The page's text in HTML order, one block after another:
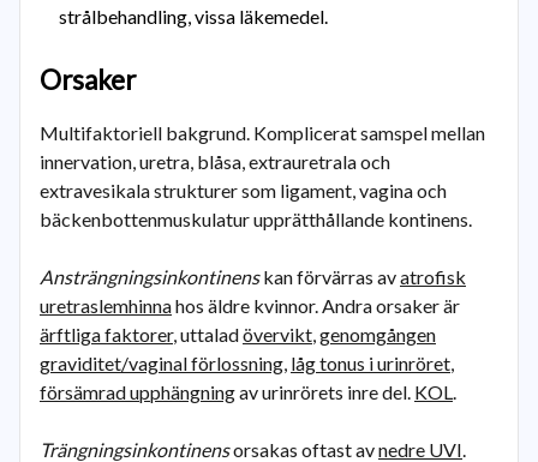
strålbehandling, vissa läkemedel.
Orsaker
Multifaktoriell bakgrund. Komplicerat samspel mellan
innervation, uretra, blåsa, extrauretrala och
extravesikala strukturer som ligament, vagina och
bäckenbottenmuskulatur upprätthållande kontinens.
Ansträngningsinkontinenskan förvärras avatrofisk
uretraslemhinnahos äldre kvinnor. Andra orsaker är
ärftliga faktorer, uttaladövervikt,genomgången
graviditet/vaginal förlossning, låg tonus i urinröret,
försämrad upphängningav urinrörets inre del. KOL.
Trängningsinkontinensorsakas oftast avnedre UVI.